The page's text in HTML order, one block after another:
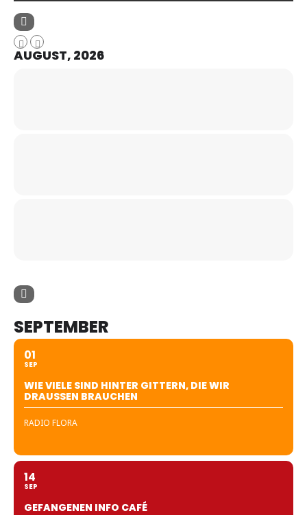
AUGUST, 2026
SEPTEMBER
01
SEP
WIE VIELE SIND HINTER GITTERN, DIE WIR
DRAUSSEN BRAUCHEN
RADIO FLORA
14
SEP
GEFANGENEN INFO CAFÉ